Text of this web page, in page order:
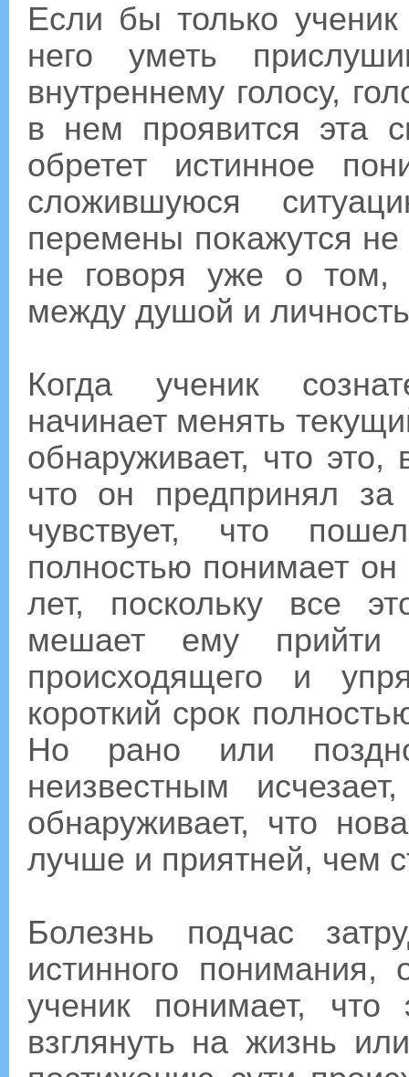
Если бы только
него уметь
внутреннему голосу,
в нем проявится эта
обретет истинное
сложившуюся
перемены покажутся
не говоря уже о том,
между душой и
Когда ученик
начинает менять
обнаруживает, что
что он предпринял
чувствует, что
полностью понимает он
лет, поскольку все
мешает ему прийти
происходящего и
короткий срок
Но рано или
неизвестным
обнаруживает, что
лучше и приятней, чем
Болезнь подчас
истинного
ученик понимает,
взглянуть на жизнь